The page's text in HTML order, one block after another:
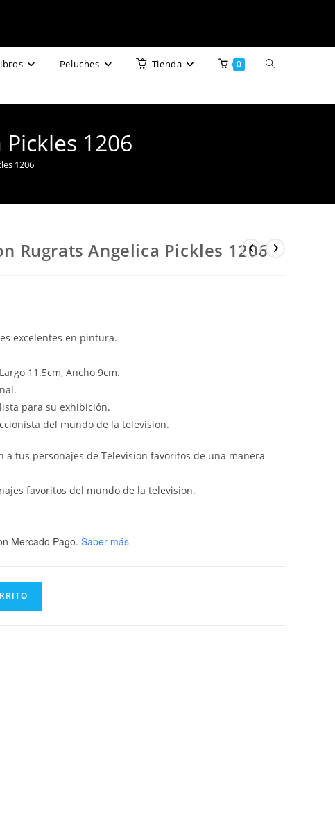
Peluches Tienda 0 Alternar
1206
1206
Rugrats Angelica Pickles 1206
excelentes en pintura.
11.5cm, Ancho 9cm.
para su exhibición.
del mundo de la television.
a tus personajes de Television favoritos de una manera
favoritos del mundo de la television.
Mercado Pago. Saber más